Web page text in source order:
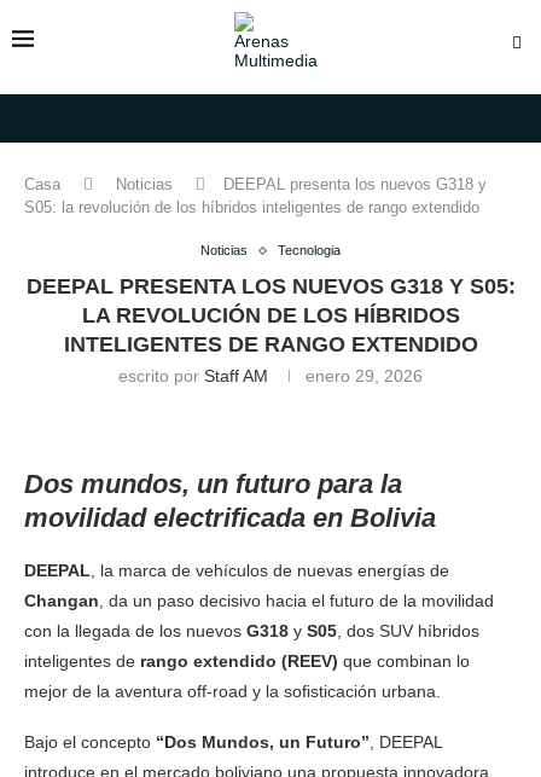
Casa Noticias
DEEPAL presenta los nuevos G318 y
S05: la revolución de los híbridos inteligentes de rango extendido
Noticias Tecnologia
DEEPAL PRESENTA LOS NUEVOS G318 Y S05:
LA REVOLUCIÓN DE LOS HÍBRIDOS
INTELIGENTES DE RANGO EXTENDIDO
escrito por Staff AM enero 29, 2026
Dos mundos, un futuro para la
movilidad electrificada en Bolivia
DEEPAL , la marca de vehículos de nuevas energías de
Changan , da un paso decisivo hacia el futuro de la movilidad
con la llegada de los nuevos G318 y S05 , dos SUV híbridos
inteligentes de rango extendido (REEV) que combinan lo
mejor de la aventura off-road y la sofisticación urbana.
Bajo el concepto “Dos Mundos, un Futuro” , DEEPAL
introduce en el mercado boliviano una propuesta innovadora